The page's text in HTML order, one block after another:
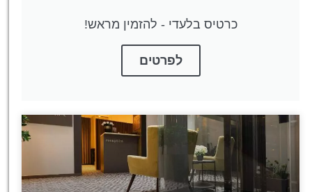
כרטיס בלעדי - להזמין מראש!
לפרטים